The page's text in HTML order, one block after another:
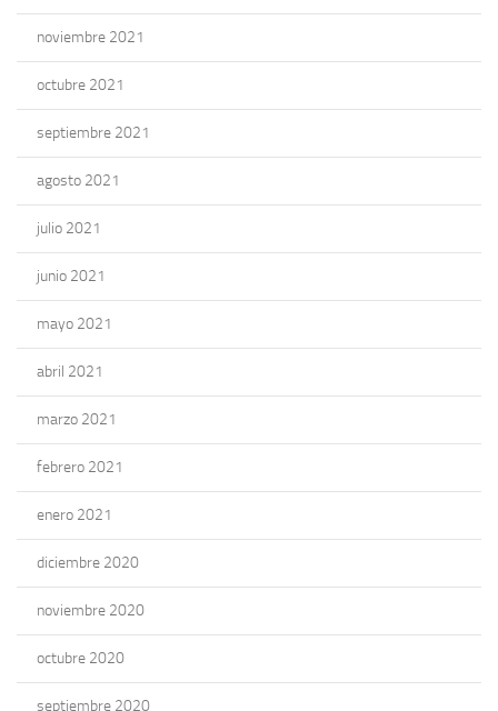
noviembre 2021
octubre 2021
septiembre 2021
agosto 2021
julio 2021
junio 2021
mayo 2021
abril 2021
marzo 2021
febrero 2021
enero 2021
diciembre 2020
noviembre 2020
octubre 2020
septiembre 2020